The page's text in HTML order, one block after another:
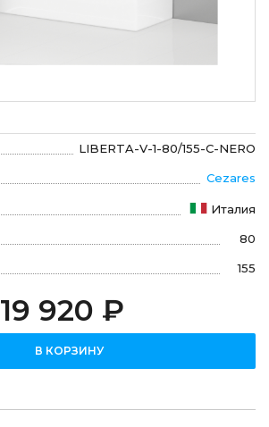
LIBERTA-V-1-80/155-C-NERO
Cezares
Италия
80
155
19 920 ₽
В КОРЗИНУ